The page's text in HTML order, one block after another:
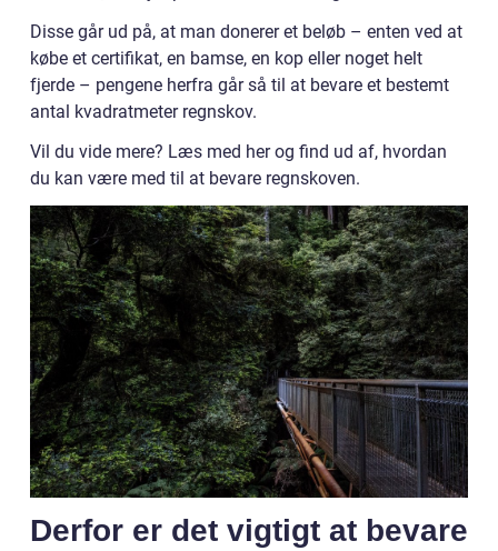
Disse går ud på, at man donerer et beløb – enten ved at
købe et certifikat, en bamse, en kop eller noget helt
fjerde – pengene herfra går så til at bevare et bestemt
antal kvadratmeter regnskov.
Vil du vide mere? Læs med her og find ud af, hvordan
du kan være med til at bevare regnskoven.
Derfor er det vigtigt at bevare